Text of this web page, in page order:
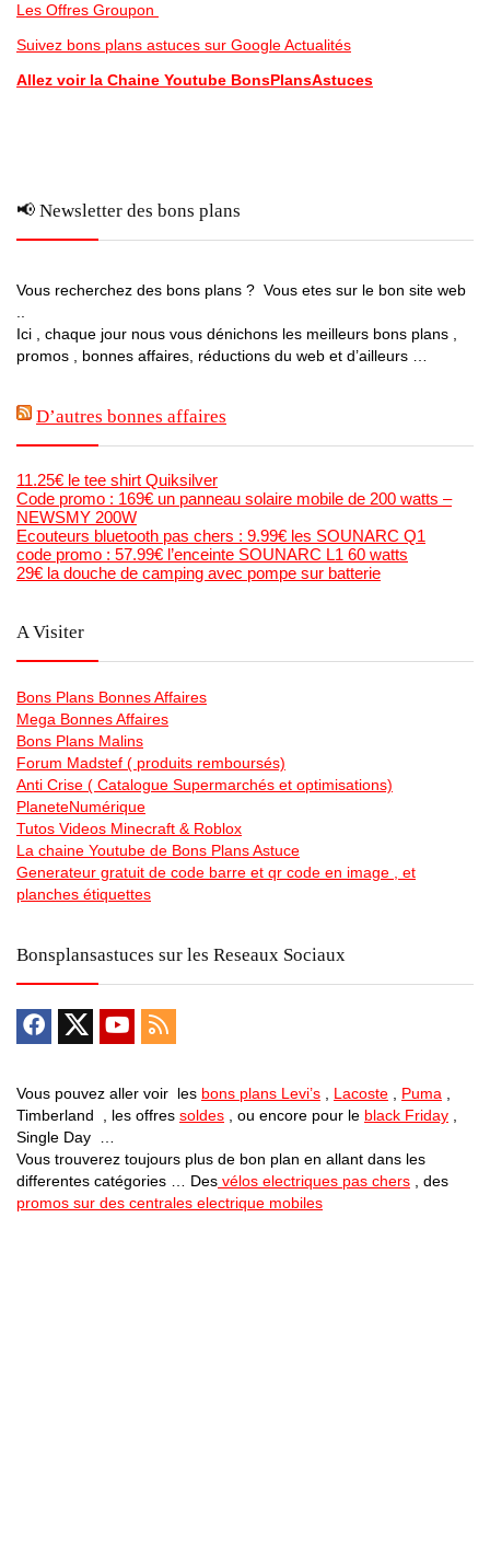
Les Offres Groupon
Suivez bons plans astuces sur Google Actualités
Allez voir la Chaine Youtube BonsPlansAstuces
📢 Newsletter des bons plans
Vous recherchez des bons plans ? Vous etes sur le bon site web
Ici , chaque jour nous vous dénichons les meilleurs bons plans ,
promos , bonnes affaires, réductions du web et d’ailleurs …
D’autres bonnes affaires
11.25€ le tee shirt Quiksilver
Code promo : 169€ un panneau solaire mobile de 200 watts –
NEWSMY 200W
Ecouteurs bluetooth pas chers : 9.99€ les SOUNARC Q1
code promo : 57.99€ l’enceinte SOUNARC L1 60 watts
29€ la douche de camping avec pompe sur batterie
A Visiter
Bons Plans Bonnes Affaires
Mega Bonnes Affaires
Bons Plans Malins
Forum Madstef ( produits remboursés)
Anti Crise ( Catalogue Supermarchés et optimisations)
PlaneteNumérique
Tutos Videos Minecraft & Roblox
La chaine Youtube de Bons Plans Astuce
Generateur gratuit de code barre et qr code en image , et
planches étiquettes
Bonsplansastuces sur les Reseaux Sociaux
Vous pouvez aller voir les bons plans Levi’s Lacoste Puma
Timberland , les offres soldes , ou encore pour le black Friday
Single Day …
Vous trouverez toujours plus de bon plan en allant dans les
differentes catégories … Des vélos electriques pas chers , des
promos sur des centrales electrique mobiles